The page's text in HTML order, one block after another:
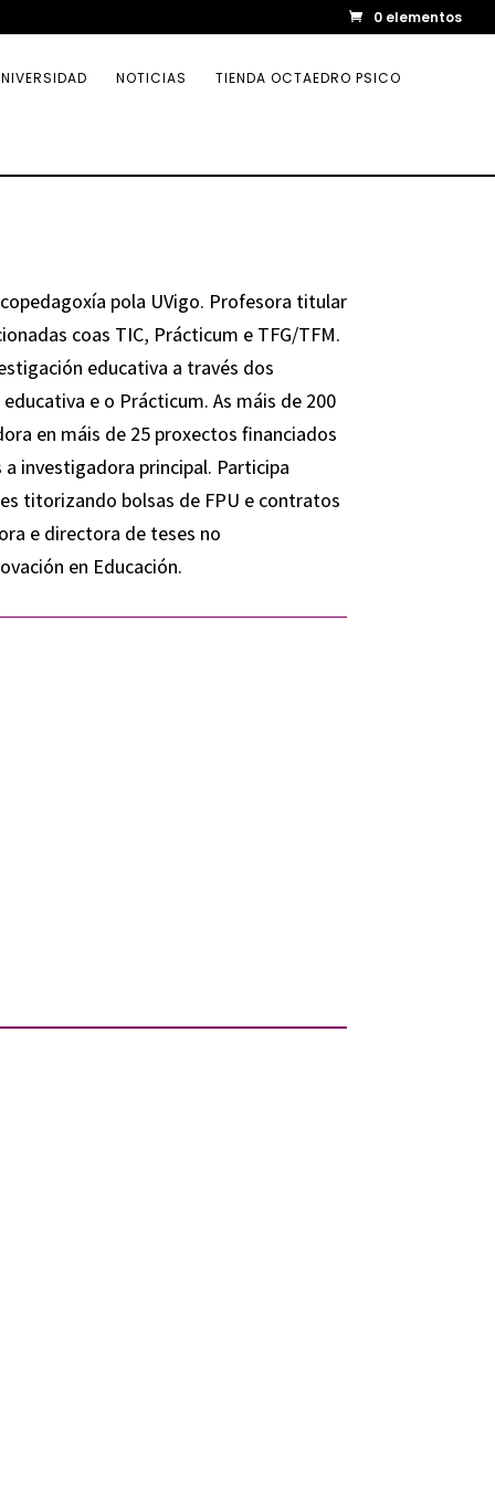
0 elementos
NOTICIAS TIENDA OCTAEDRO PSICO
pola UVigo. Profesora titular
coas TIC, Prácticum e TFG/TFM.
educativa a través dos
e o Prácticum. As máis de 200
en máis de 25 proxectos financiados
investigadora principal. Participa
titorizando bolsas de FPU e contratos
e directora de teses no
en Educación.